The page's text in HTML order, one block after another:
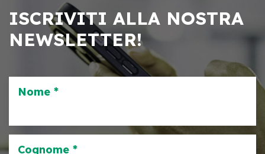
ISCRIVITI ALLA NOSTRA
NEWSLETTER!
Nome *
Cognome *